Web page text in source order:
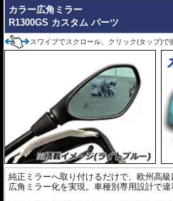
カラー広角ミラー
R1300GS カスタム パーツ
スワイプでスクロール、クリック(タップ)で
純正ミラーへ取り付けるだけで、欧州高
広角ミラー化を実現。車種別専用設計で違